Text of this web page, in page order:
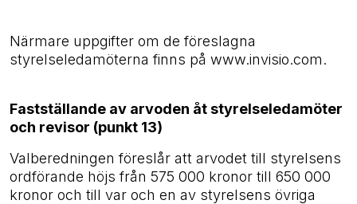
Närmare uppgifter om de föreslagna
styrelseledamöterna finns på www.invisio.com.
Fastställande av arvoden åt styrelseledamöter
och revisor (punkt 13)
Valberedningen föreslår att arvodet till styrelsens
ordförande höjs från 575 000 kronor till 650 000
kronor och till var och en av styrelsens övriga